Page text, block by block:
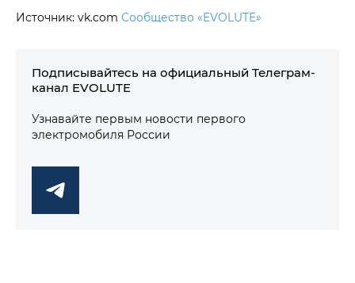
Источник: vk.com Сообщество «EVOLUTE»
Подписывайтесь на официальный Телеграм-
канал EVOLUTE
Узнавайте первым новости первого
электромобиля России